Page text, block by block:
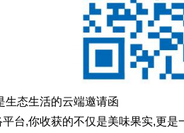
生态生活的云端邀请函
台,你收获的不仅是美味果实,更